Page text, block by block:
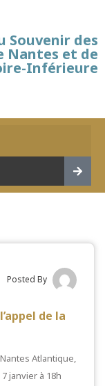
Souvenir des
Nantes et de
Inférieure
Posted By
de la
Atlantique,
janvier à 18h